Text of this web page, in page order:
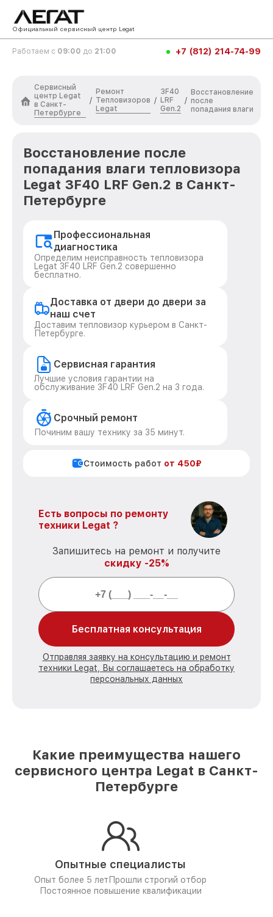
Официальный сервисный центр Legat
Работаем с 09:00 до 21:00 +7 (812) 214-74-99
Сервисный
центр Legat
в Санкт-
Петербурге
/
Ремонт
Тепловизоров
Legat
/
3F40
LRF
Gen.2
/
Восстановление
после
попадания влаги
Восстановление после
попадания влаги тепловизора
Legat 3F40 LRF Gen.2 в Санкт-
Петербурге
Профессиональная
диагностика
Определим неисправность тепловизора
Legat 3F40 LRF Gen.2 совершенно
бесплатно.
Доставка от двери до двери за
наш счет
Доставим тепловизор курьером в Санкт-
Петербурге.
Сервисная гарантия
Лучшие условия гарантии на
обслуживание 3F40 LRF Gen.2 на 3 года.
Срочный ремонт
Починим вашу технику за 35 минут.
Стоимость работ от 450₽
Есть вопросы по ремонту
техники Legat ?
Запишитесь на ремонт и получите
скидку -25%
Бесплатная консультация
Отправляя заявку на консультацию и ремонт
техники Legat, Вы соглашаетесь на обработку
персональных данных
Какие преимущества нашего
сервисного центра Legat в Санкт-
Петербурге
Опытные специалисты
Опыт более 5 лет Прошли строгий отбор
Постоянное повышение квалификации